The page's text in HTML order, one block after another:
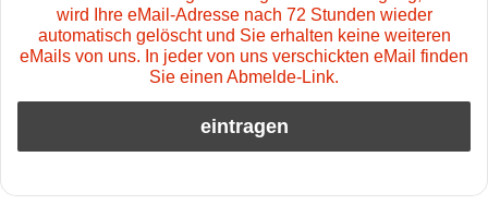
wird Ihre eMail-Adresse nach 72 Stunden wieder
automatisch gelöscht und Sie erhalten keine weiteren
eMails von uns. In jeder von uns verschickten eMail finden
Sie einen Abmelde-Link.